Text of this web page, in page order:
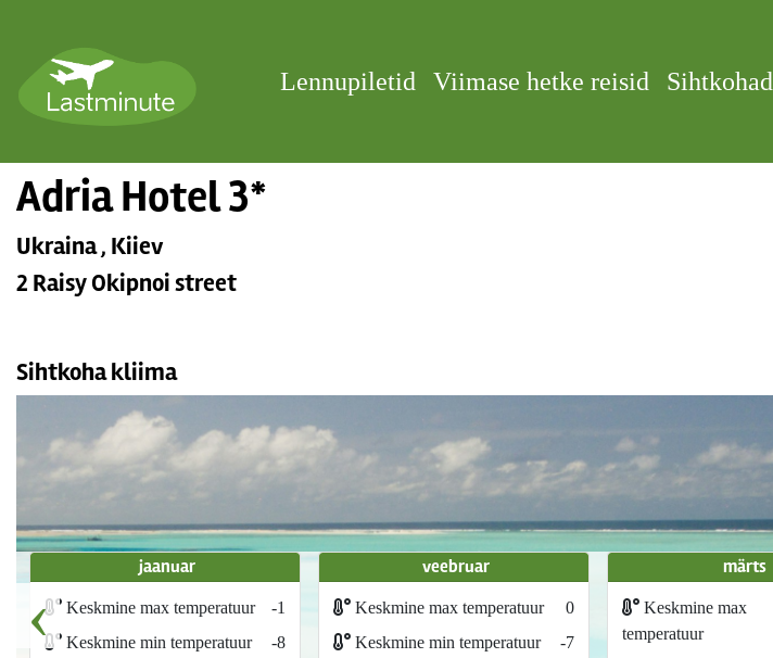
Lennupiletid Viimase hetke reisid Sihtkohad
Adria Hotel 3*
Ukraina , Kiiev
2 Raisy Okipnoi street
Sihtkoha kliima
‹
jaanuar
Keskmine max temperatuur
-1
Keskmine min temperatuur
-8
veebruar
Keskmine max temperatuur
0
Keskmine min temperatuur
-7
märts
Keskmine max
temperatuur